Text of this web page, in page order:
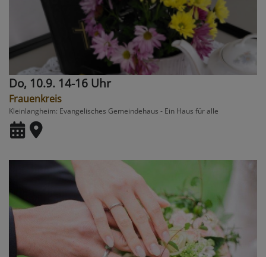
Do, 10.9. 14-16 Uhr
Frauenkreis
Kleinlangheim Evangelisches Gemeindehaus - Ein Haus für alle